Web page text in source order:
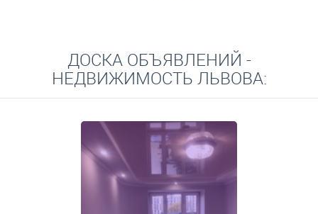
ДОСКА ОБЪЯВЛЕНИЙ -
НЕДВИЖИМОСТЬ ЛЬВОВА: